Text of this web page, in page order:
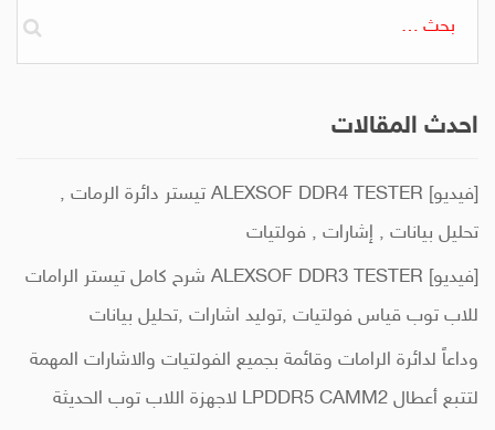
احدث المقالات
[فيديو] ALEXSOF DDR4 TESTER تيستر دائرة الرمات ,
تحليل بيانات , إشارات , فولتيات
[فيديو] ALEXSOF DDR3 TESTER شرح كامل تيستر الرامات
للاب توب قياس فولتيات ,توليد اشارات ,تحليل بيانات
وداعاً لدائرة الرامات وقائمة بجميع الفولتيات والاشارات المهمة
لتتبع أعطال LPDDR5 CAMM2 لاجهزة اللاب توب الحديثة